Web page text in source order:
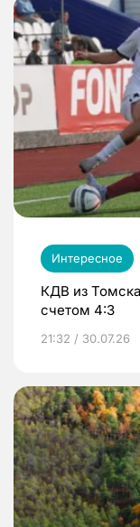
Интересное
КДВ из
счетом 4:3
21:32 / 30.07.26